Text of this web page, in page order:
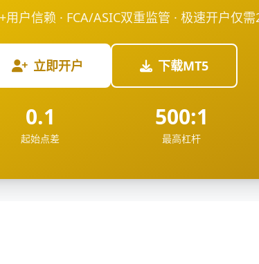
户信赖 · FCA/ASIC双重监管 · 极速开户仅
立即开户 下载MT5
0.1
起始点差
500:1
最高杠杆